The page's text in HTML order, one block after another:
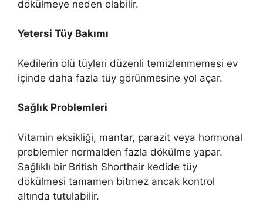
dökülmeye neden olabilir.
Yetersi Tüy Bakımı
Kedilerin ölü tüyleri düzenli temizlenmemesi ev
içinde daha fazla tüy görünmesine yol açar.
Sağlık Problemleri
Vitamin eksikliği, mantar, parazit veya hormonal
problemler normalden fazla dökülme yapar.
Sağlıklı bir British Shorthair kedide tüy
dökülmesi tamamen bitmez ancak kontrol
altında tutulabilir.